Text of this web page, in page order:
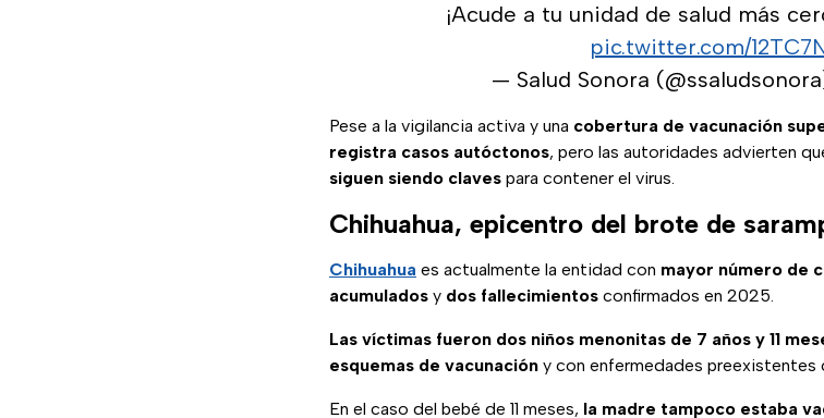
¡Acude a tu unidad de salud más
pic.twitter.com/
— Salud Sonora
Pese a la vigilancia activa y una cobertura de vacunación
registra casos autóctonos, pero las autoridades advierten
siguen siendo claves para contener el virus.
Chihuahua, epicentro del brote de
Chihuahua es actualmente la entidad con mayor número de
acumulados y dos fallecimientos confirmados en 2025.
Las víctimas fueron dos niños menonitas de 7 años y 11
esquemas de vacunación y con enfermedades preexistentes
En el caso del bebé de 11 meses, la madre tampoco estaba